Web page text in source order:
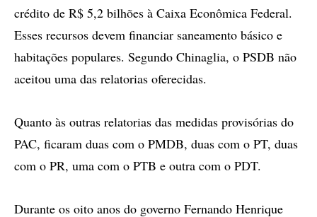
crédito de R$ 5,2 bilhões à Caixa Econômica Federal.
Esses recursos devem financiar saneamento básico e
habitações populares. Segundo Chinaglia, o PSDB não
aceitou uma das relatorias oferecidas.
Quanto às outras relatorias das medidas provisórias do
PAC, ficaram duas com o PMDB, duas com o PT, duas
com o PR, uma com o PTB e outra com o PDT.
Durante os oito anos do governo Fernando Henrique